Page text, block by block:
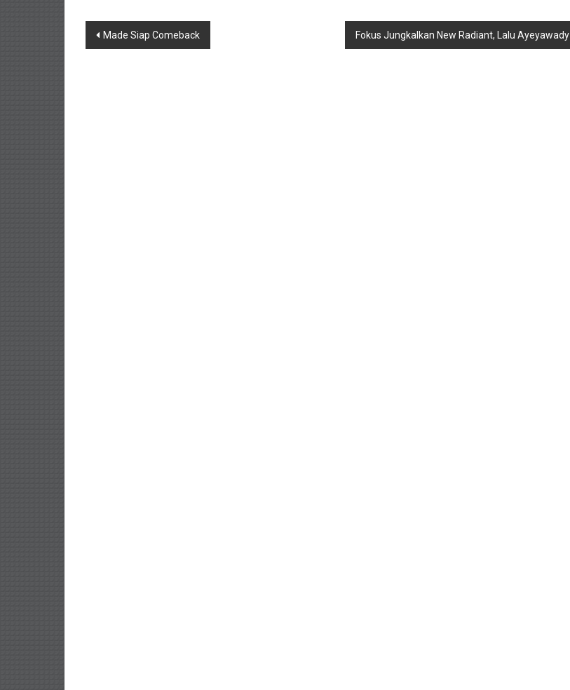
Navigasi
Made Siap Comeback Fokus Jungkalkan New Radiant, Lalu Ayeyawady